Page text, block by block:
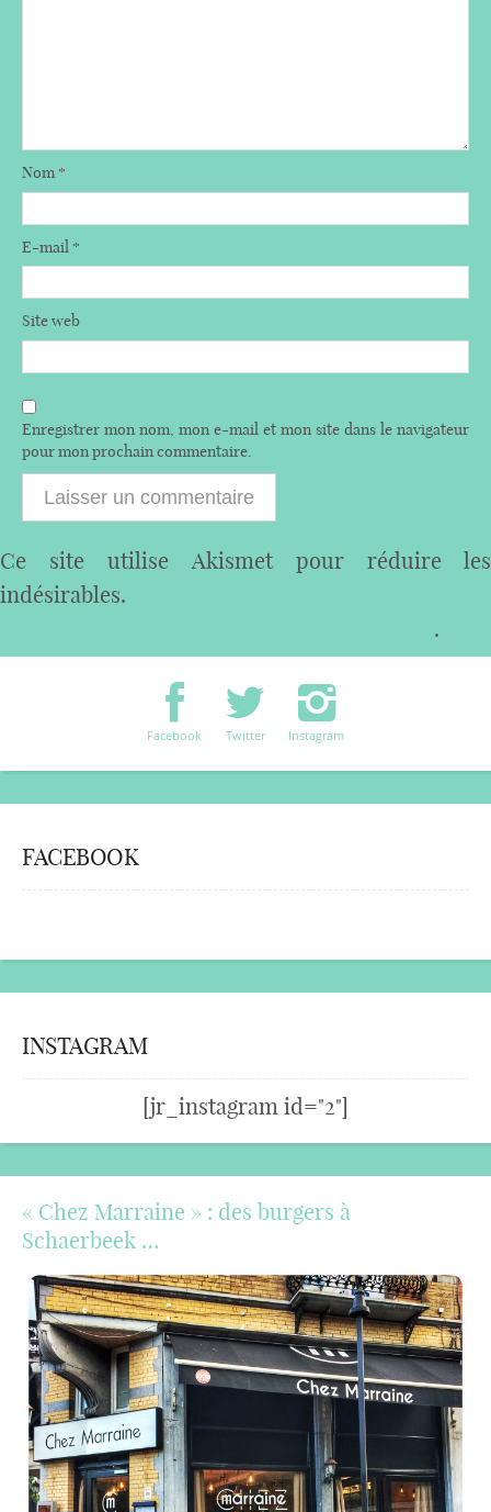
Nom*
E-mail *
Site web
Enregistrer mon nom, mon e-mail et mon site dans le navigateur
pour mon prochain commentaire.
Ce site utilise Akismet pour réduire les
indésirables.
.
Facebook Twitter Instagram
FACEBOOK
INSTAGRAM
[jr_instagram id="2"]
« Chez Marraine » : des burgers à
Schaerbeek …